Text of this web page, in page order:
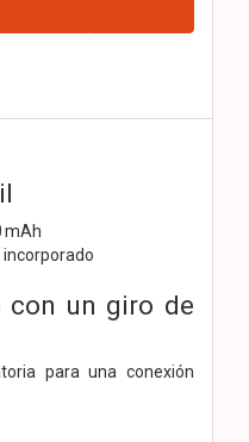
mAh
incorporado
con un giro de
para una conexión